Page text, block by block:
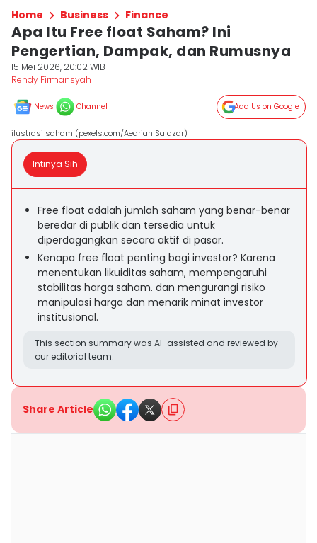
Home Business Finance
Apa Itu Free float Saham? Ini
Pengertian, Dampak, dan Rumusnya
15 Mei 2026, 20:02 WIB
Rendy Firmansyah
News Channel Add Us on Google
ilustrasi saham (pexels.com/Aedrian Salazar)
Intinya Sih
Free float adalah jumlah saham yang benar-benar
beredar di publik dan tersedia untuk
diperdagangkan secara aktif di pasar.
Kenapa free float penting bagi investor? Karena
menentukan likuiditas saham, mempengaruhi
stabilitas harga saham. dan mengurangi risiko
manipulasi harga dan menarik minat investor
institusional.
This section summary was AI-assisted and reviewed by
our editorial team.
Share Article